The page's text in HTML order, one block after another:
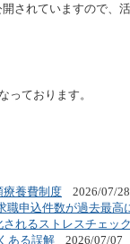
されていますので、
っております。
療養費制度
2026/07/28
職申込件数が過去最高
れるストレスチェッ
ある誤解
2026/07/07